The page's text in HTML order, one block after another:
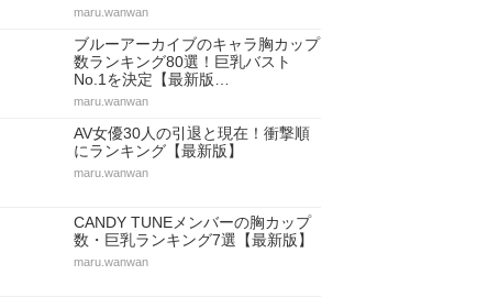
maru.wanwan
ブルーアーカイブのキャラ胸カップ
数ランキング80選！巨乳バスト
No.1を決定【最新版…
maru.wanwan
AV女優30人の引退と現在！衝撃順
にランキング【最新版】
maru.wanwan
CANDY TUNEメンバーの胸カップ
数・巨乳ランキング7選【最新版】
maru.wanwan